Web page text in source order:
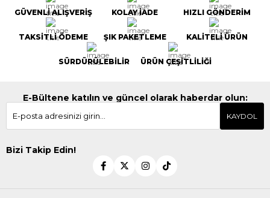
GÜVENLİ ALIŞVERİŞ KOLAY İADE HIZLI GÖNDERİM
TAKSİTLİ ÖDEME ŞIK PAKETLEME KALİTELİ ÜRÜN
SÜRDÜRÜLEBİLİR ÜRÜN ÇEŞİTLİLİĞİ
E-Bültene katılın ve güncel olarak haberdar olun:
KAYDOL
Bizi Takip Edin!